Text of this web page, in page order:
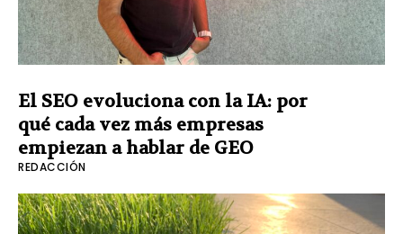
El SEO evoluciona con la IA: por
qué cada vez más empresas
empiezan a hablar de GEO
REDACCIÓN